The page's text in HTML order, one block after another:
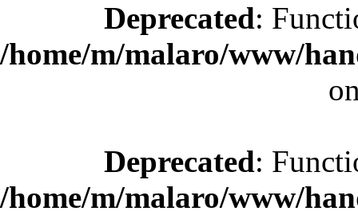
Deprecated:
/home/m/malaro/www/
Deprecated:
/home/m/malaro/www/